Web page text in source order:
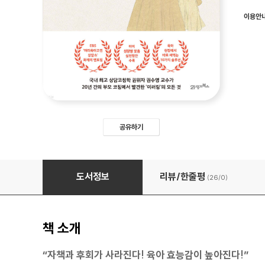
공유하기
이용안
아이 마음이 이런 줄 알았더라면
도서정보 리뷰/한줄평 (26/0)
책 소개
“자책과 후회가 사라진다! 육아 효능감이 높아진다!”